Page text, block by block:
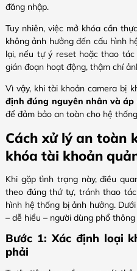
đăng nhập.
Tuy nhiên, việc mở khóa cần
không ảnh hưởng đến cấu hình
lại, nếu tự ý reset hoặc thao
gián đoạn hoạt động, thậm chí
Vì vậy, khi tài khoản camera bị
định đúng nguyên nhân và
để đảm bảo an toàn cho hệ
Cách xử lý an toàn
khóa tài khoản
Khi gặp tình trạng này, điều
theo đúng thứ tự, tránh thao
hình hệ thống bị ảnh hưởng.
– dễ hiểu – người dùng phổ
Bước 1: Xác định loại
phải